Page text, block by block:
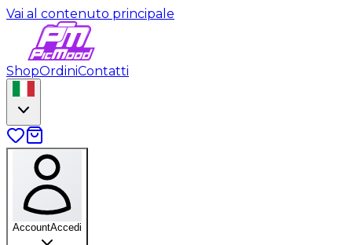
Vai al contenuto principale
ShopOrdiniContatti
AccountAccedi